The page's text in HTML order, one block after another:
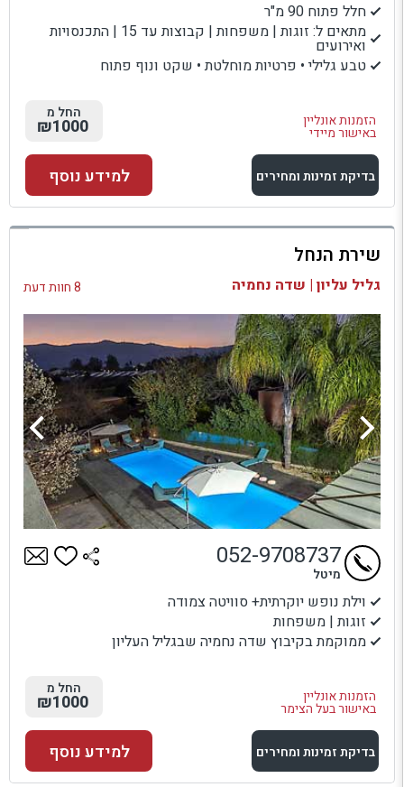
חלל פתוח 90 מ"ר
מתאים ל: זוגות | משפחות | קבוצות עד 15 | התכנסויות
ואירועים
טבע גלילי • פרטיות מוחלטת • שקט ונוף פתוח
הזמנות אונליין
באישור מיידי
החל מ
₪1000
בדיקת זמינות ומחירים
למתחם זה
בדיקת זמינות ומחירים
למידע נוסף
שירת הנחל
גליל עליון | שדה נחמיה 8 חוות דעת
וילת נופש יוקרתית+ סוויטה צמודה
זוגות | משפחות
ממוקמת בקיבוץ שדה נחמיה שבגליל העליון
הזמנות אונליין
באישור בעל הצימר
052-9708737
מיטל
החל מ
₪1000
בדיקת זמינות ומחירים למידע נוסף